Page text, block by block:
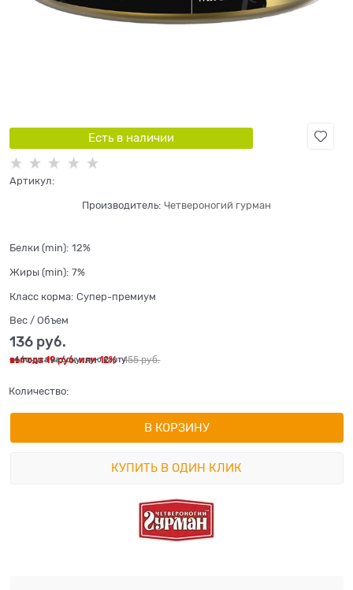
Есть в наличии
Артикул:
Производитель: Четвероногий гурман
Белки (min): 12%
Жиры (min): 7%
Класс корма: Супер-премиум
Вес / Объем
155 руб.
136 руб.
выгода19 руб.или12%
+4 бонуса на бонусную карту
Количество:
В КОРЗИНУ
КУПИТЬ В ОДИН КЛИК